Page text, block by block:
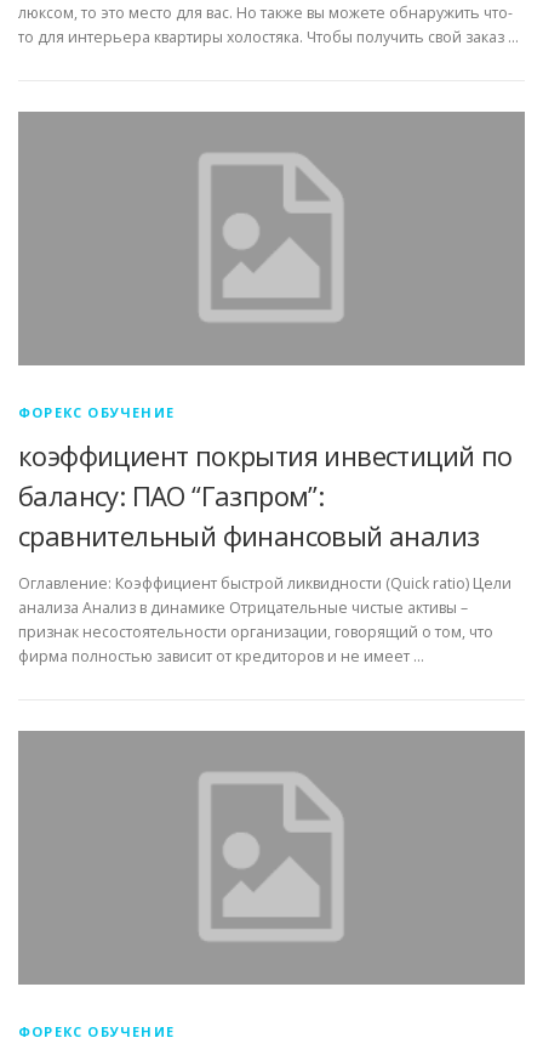
люксом, то это место для вас. Но также вы можете обнаружить что-
то для интерьера квартиры холостяка. Чтобы получить свой заказ …
ФОРЕКС ОБУЧЕНИЕ
коэффициент покрытия инвестиций по
балансу: ПАО “Газпром”:
сравнительный финансовый анализ
Оглавление: Коэффициент быстрой ликвидности (Quick ratio) Цели
анализа Анализ в динамике Отрицательные чистые активы –
признак несостоятельности организации, говорящий о том, что
фирма полностью зависит от кредиторов и не имеет …
ФОРЕКС ОБУЧЕНИЕ